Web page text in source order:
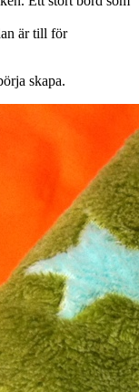
är till för
skapa.